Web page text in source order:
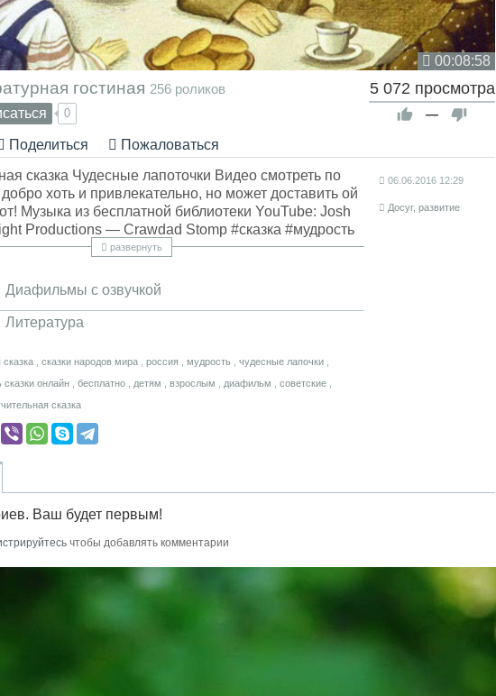
00:08:58
гостиная 256 роликов
0
5 072 просмотра
—
Поделиться
Пожаловаться
сказка Чудесные лапоточки Видео смотреть по
хоть и привлекательно, но может доставить ой
Музыка из бесплатной библиотеки YouTube: Josh
Productions — Crawdad Stomp #сказка #мудрость
#длявсех #хлюбцева
развернуть
Диафильмы с озвучкой
Литература
сказки народов мира россия мудрость чудесные лапочки
сказки онлайн бесплатно детям взрослым диафильм советские
сказка
06.06.2016 12:29
Досуг, развитие
Ваш будет первым!
чтобы добавлять комментарии